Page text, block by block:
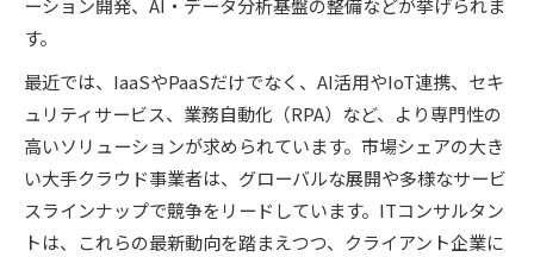
ーション開発、AI・データ分析基盤の整備などが挙げられま
す。
最近では、IaaSやPaaSだけでなく、AI活用やIoT連携、セキ
ュリティサービス、業務自動化（RPA）など、より専門性の
高いソリューションが求められています。市場シェアの大き
い大手クラウド事業者は、グローバルな展開や多様なサービ
スラインナップで競争をリードしています。ITコンサルタン
トは、これらの最新動向を踏まえつつ、クライアント企業に